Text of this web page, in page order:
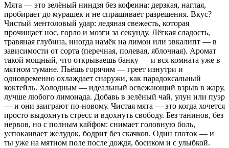
Мята — это зелёный ниндзя без кофеина: дерзкая, наглая,
пробирает до мурашек и не спрашивает разрешения. Вкус?
Чистый ментоловый удар: ледяная свежесть, которая
прочищает нос, горло и мозги за секунду. Лёгкая сладость,
травяная глубина, иногда намёк на лимон или эвкалипт — в
зависимости от сорта (перечная, полевая, яблочная). Аромат
такой мощный, что открываешь банку — и вся комната уже в
мятном тумане. Пьёшь горячим — греет изнутри и
одновременно охлаждает снаружи, как парадоксальный
коктейль. Холодным — идеальный освежающий взрыв в жару,
лучше любого лимонада. Добавь в зелёный чай, улун или пуэр
— и они заиграют по-новому. Чистая мята — это когда хочется
просто выдохнуть стресс и вдохнуть свободу. Без танинов, без
нервов, но с полным кайфом: снимает головную боль,
успокаивает желудок, бодрит без скачков. Один глоток — и
ты уже на мятном поле после дождя, босиком и с улыбкой.